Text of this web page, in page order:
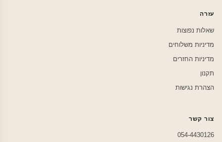
עזרה
שאלות נפוצות
מדיניות משלוחים
מדיניות החזרים
תקנון
הצהרת נגישות
צור קשר
054-4430126